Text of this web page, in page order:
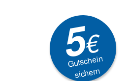
5€
Gutschein
sichern